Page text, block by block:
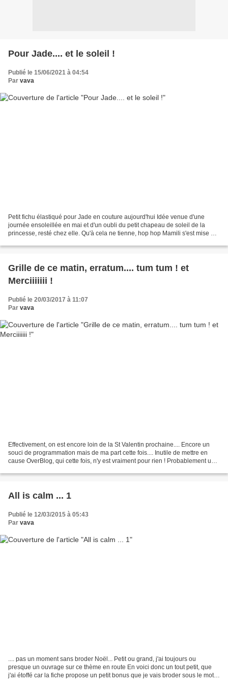
Pour Jade.... et le soleil !
Publié le 15/06/2021 à 04:54
Par vava
Petit fichu élastiqué pour Jade en couture aujourd'hui Idée venue d'une
journée ensoleillée en mai et d'un oubli du petit chapeau de soleil de la
princesse, resté chez elle. Qu'à cela ne tienne, hop hop Mamili s'est mise en
Grille de ce matin, erratum.... tum tum ! et
Merciiiiiii !
Publié le 20/03/2017 à 11:07
Par vava
Effectivement, on est encore loin de la St Valentin prochaine.... Encore un
souci de programmation mais de ma part cette fois.... Inutile de mettre en
cause OverBlog, qui cette fois, n'y est vraiment pour rien ! Probablement un
All is calm ... 1
Publié le 12/03/2015 à 05:43
Par vava
.... pas un moment sans broder Noël... Petit ou grand, j'ai toujours ou
presque un ouvrage sur ce thème en route En voici donc un tout petit, que
j'ai étoffé car la fiche propose un petit bonus que je vais broder sous le motif